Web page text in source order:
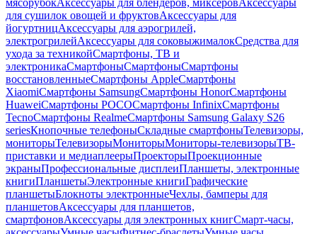
мясорубокАксессуары для блендеров, миксеровАксессуары
для сушилок овощей и фруктовАксессуары для
йогуртницАксессуары для аэрогрилей,
электрогрилейАксессуары для соковыжималокСредства для
ухода за техникойСмартфоны, ТВ и
электроникаСмартфоныСмартфоныСмартфоны
восстановленныеСмартфоны AppleСмартфоны
XiaomiСмартфоны SamsungСмартфоны HonorСмартфоны
HuaweiСмартфоны POCOСмартфоны InfinixСмартфоны
TecnoСмартфоны RealmeСмартфоны Samsung Galaxy S26
seriesКнопочные телефоныСкладные смартфоныТелевизоры,
мониторыТелевизорыМониторыМониторы-телевизорыТВ-
приставки и медиаплеерыПроекторыПроекционные
экраныПрофессиональные дисплеиПланшеты, электронные
книгиПланшетыЭлектронные книгиГрафические
планшетыБлокноты электронныеЧехлы, бамперы для
планшетовАксессуары для планшетов,
смартфоновАксессуары для электронных книгСмарт-часы,